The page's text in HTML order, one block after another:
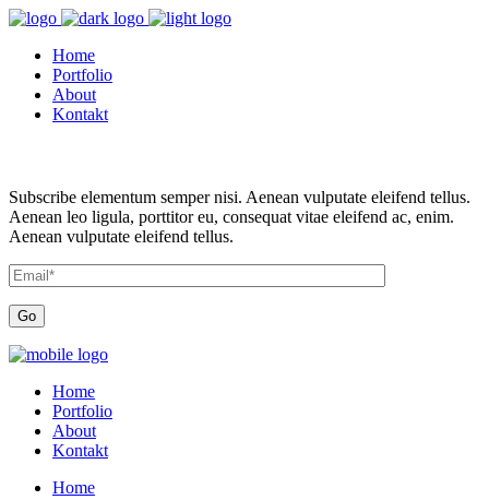
Home
Portfolio
About
Kontakt
Subscribe elementum semper nisi. Aenean vulputate eleifend tellus.
Aenean leo ligula, porttitor eu, consequat vitae eleifend ac, enim.
Aenean vulputate eleifend tellus.
Home
Portfolio
About
Kontakt
Home